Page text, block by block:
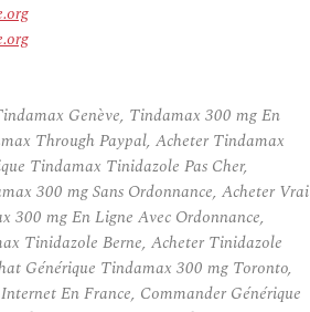
Genève, Tindamax 300 mg En
Through Paypal, Acheter Tindamax
Tindamax Tinidazole Pas Cher,
300 mg Sans Ordonnance, Acheter Vrai
300 mg En Ligne Avec Ordonnance,
Tinidazole Berne, Acheter Tinidazole
Générique Tindamax 300 mg Toronto,
En France, Commander Générique